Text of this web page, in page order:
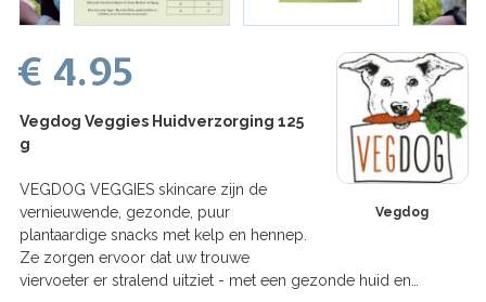
Vegdog
€ 4.95
Vegdog Veggies Huidverzorging 125
g
VEGDOG VEGGIES skincare zijn de
vernieuwende, gezonde, puur
plantaardige snacks met kelp en hennep.
Ze zorgen ervoor dat uw trouwe
viervoeter er stralend uitziet - met een gezonde huid en…